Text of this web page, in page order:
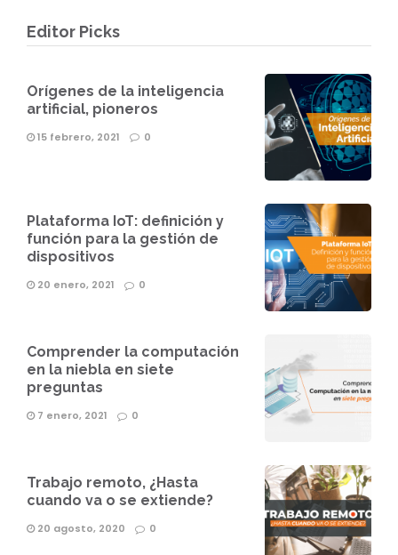
Editor Picks
Orígenes de la inteligencia
artificial, pioneros
15 febrero, 2021 0
Plataforma IoT: definición y
función para la gestión de
dispositivos
20 enero, 2021 0
Comprender la computación
en la niebla en siete
preguntas
7 enero, 2021 0
Trabajo remoto, ¿Hasta
cuando va o se extiende?
20 agosto, 2020 0